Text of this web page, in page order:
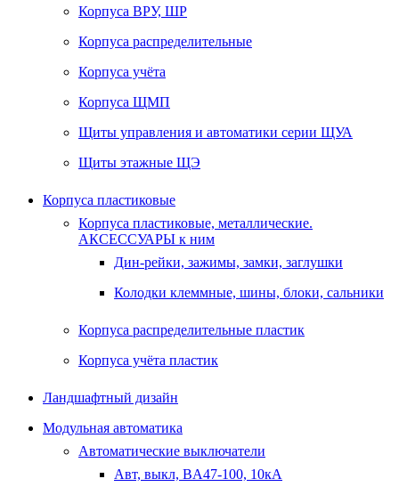
Корпуса ВРУ, ШР
Корпуса распределительные
Корпуса учёта
Корпуса ЩМП
Щиты управления и автоматики серии ЩУА
Щиты этажные ЩЭ
Корпуса пластиковые
Корпуса пластиковые, металлические.
АКСЕССУАРЫ к ним
Дин-рейки, зажимы, замки, заглушки
Колодки клеммные, шины, блоки, сальники
Корпуса распределительные пластик
Корпуса учёта пластик
Ландшафтный дизайн
Модульная автоматика
Автоматические выключатели
Авт, выкл, BA47-100, 10кА